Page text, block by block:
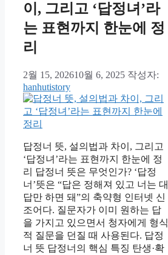
이, 그리고 ‘답정녀’라
는 표현까지 한눈에 정
리
2월 15, 202610월 6, 2025 작성자:
hanhutistory
답정너 뜻, 설의법과 차이, 그리고
‘답정녀’라는 표현까지 한눈에 정
리 답정너 뜻은 무엇인가? ‘답정
너’뜻은 “답은 정해져 있고 너는 대
답만 하면 돼”의 축약형 인터넷 신
조어다. 질문자가 이미 원하는 답
을 가지고 있으면서 청자에게 형식
적 질문을 던질 때 사용된다. 답정
너 뜻 답정너의 핵심 특징 탄생·확